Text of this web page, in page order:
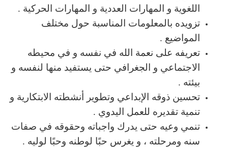
اللغوية و المهارات العددية و المهارات الحركية .
تزويده بالمعلومات المناسبة حول مختلف
المواضيع .
تعريفه على نعمة الله في نفسه و في محيطه
الاجتماعي و الجغرافي حتى يستفيد منها لنفسه و
بيئته .
تحسين ذوقه الإبداعي وتطوير أنشطته الابتكارية و
تنمية تقديره للعمل اليدوي .
تنمي وعيه حتى يدرك واجباته وحقوقه في صفات
سنه ومرحلته ، و يغرس حبًا لوطنه وحبًا لوليه .